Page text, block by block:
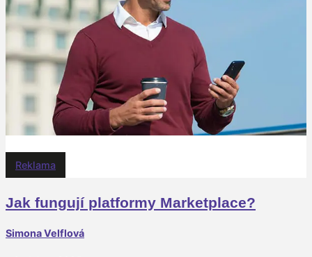
Reklama
Jak fungují platformy Marketplace?
Simona Velflová